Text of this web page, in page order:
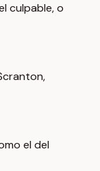
culpable, o
el del